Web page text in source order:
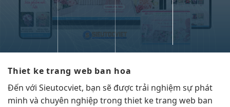
Thiet ke trang web ban hoa
Đến với Sieutocviet, bạn sẽ được trải nghiệm sự phát
minh và chuyên nghiệp trong thiet ke trang web ban